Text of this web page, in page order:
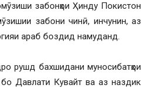
забонҳои Ҳинду Покистон
забони чинӣ, инчунин, аз
араб боздид намуданд.
рушд бахшидани муносибатҳои
Давлати Кувайт ва аз наздик